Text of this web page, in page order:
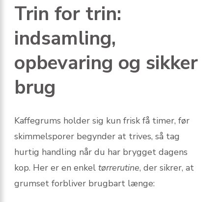
Trin for trin:
indsamling,
opbevaring og sikker
brug
Kaffegrums holder sig kun frisk få timer, før
skimmelsporer begynder at trives, så tag
hurtig handling når du har brygget dagens
kop. Her er en enkel tørre­rutine, der sikrer, at
grumset forbliver brugbart længe: